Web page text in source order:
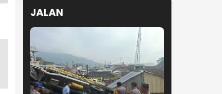
JALAN